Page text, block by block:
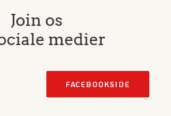
Join os
medier
FACEBOOKSIDE